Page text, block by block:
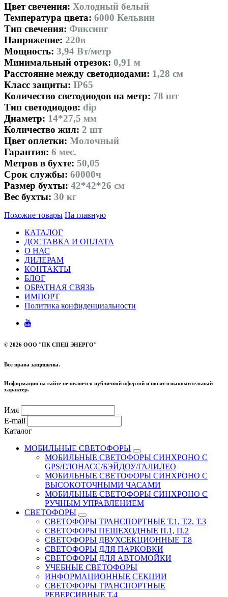
Цвет свечения: Холодный белый
Температура цвета: 6000 Кельвин
Тип свечения: Фиксинг
Напряжение: 220в
Мощность: 3,94 Вт/метр
Минимальный отрезок: 0,91 м
Расстояние между светодиодами: 1,28 см
Класс защиты: IP65
Количество светодиодов на метр: 78 шт
Тип светодиодов: dip
Диаметр: 14*27,5 мм
Количество жил: 2 шт
Цвет оплетки: Молочный
Гарантия: 6 мес.
Метров в бухте: 50,05
Срок службы: 60000ч
Размер бухты: 42*42*26 см
Вес бухты: 30 кг
Похожие товары На главную
КАТАЛОГ
ДОСТАВКА И ОПЛАТА
О НАС
ДИЛЕРАМ
КОНТАКТЫ
БЛОГ
ОБРАТНАЯ СВЯЗЬ
ИМПОРТ
Политика конфиденциальности
© 2026 ООО "ПК СПЕЦ ЭНЕРГО"
Все права защищены.
Информация на сайте не является публичной офертой и носит ознакомительный
характер.
Имя
E-mail
Каталог
МОБИЛЬНЫЕ СВЕТОФОРЫ
МОБИЛЬНЫЕ СВЕТОФОРЫ СИНХРОНО С
GPS/ГЛОНАСС/БЭЙДОУ/ГАЛИЛЕО
МОБИЛЬНЫЕ СВЕТОФОРЫ СИНХРОНО С
ВЫСОКОТОЧНЫМИ ЧАСАМИ
МОБИЛЬНЫЕ СВЕТОФОРЫ СИНХРОНО С
РУЧНЫМ УПРАВЛЕНИЕМ
СВЕТОФОРЫ
СВЕТОФОРЫ ТРАНСПОРТНЫЕ Т.1, Т.2, Т.3
СВЕТОФОРЫ ПЕШЕХОДНЫЕ П.1, П.2
СВЕТОФОРЫ ДВУХСЕКЦИОННЫЕ Т.8
СВЕТОФОРЫ ДЛЯ ПАРКОВКИ
СВЕТОФОРЫ ДЛЯ АВТОМОЙКИ
УЧЕБНЫЕ СВЕТОФОРЫ
ИНФОРМАЦИОННЫЕ СЕКЦИИ
СВЕТОФОРЫ ТРАНСПОРТНЫЕ
РЕВЕРСИВНЫЕ Т.4